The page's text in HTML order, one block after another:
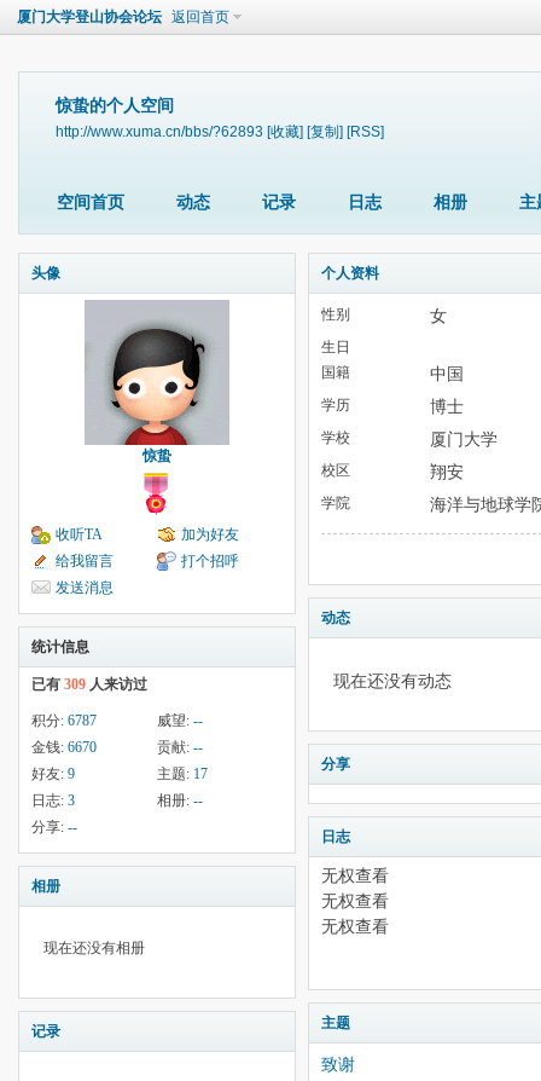
厦门大学登山协会论坛 返回首页
惊蛰的个人空间
http://www.xuma.cn/bbs/?62893 [收藏] [复制] [RSS]
空间首页 动态 记录 日志 相册 主
头像
惊蛰
收听TA
加为好友
给我留言
打个招呼
发送消息
统计信息
已有 309 人来访过
积分: 6787 威望: --
金钱: 6670 贡献: --
好友: 9 主题: 17
日志: 3 相册: --
分享: --
相册
现在还没有相册
记录
个人资料
性别 女
生日
国籍
中国
学历 博士
学校 厦门大学
校区 翔安
学院 海洋与地球学
动态
现在还没有动态
分享
日志
无权查看
无权查看
无权查看
主题
致谢